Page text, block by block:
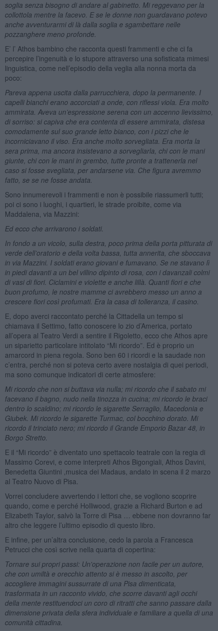
soglia senza bisogno di andare al gabinetto. Mi reggevano per la
collottola mentre la facevo. E se le donne non guardavano potevo
anche avventurarmi di là dalla soglia e sgambettare nelle
pozzanghere meno profonde.
E’ l’ Athos bambino che racconta questi frammenti e che ci fa
percepire l’ingenuità e lo stupore attraverso una sofisticata mimesi
linguistica, come nell’episodio della veglia alla nonna morta da
poco:
Pareva appena uscita dalla parrucchiera, dopo la permanente. I
capelli bianchi erano accorciati a onde, con riflessi viola. Era molto
ammirata. Aveva un’espressione serena con un accenno lievissimo,
di sorriso: si capiva che era contenta di essere ammirata, distesa
comodamente sul suo grande letto bianco, con i pizzi che le
incorniciavano il viso. Era anche molto sorvegliata. Era morta la
sera prima, ma ancora insistevano a sorvegliarla, chi con le mani
giunte, chi con le mani in grembo, tutte pronte a trattenerla nel
caso si fosse svegliata, per andarsene via. Che figura avremmo
fatto, se se ne fosse andata.
Sono innumerevoli i frammenti e non è possibile riassumerli tutti;
poi ci sono i luoghi, i quartieri, le strade proibite, come via
Maddalena, via Mazzini:
Ed ecco che arrivarono i soldati.
In fondo a un vicolo, sulla destra, poco prima della porta pitturata di
verde dell’oratorio e della volta bassa, tutta annerita, che sboccava
in via Mazzini. I soldati erano giovani e fumavano. Se ne stavano lì
in piedi davanti a un bel villino dipinto di rosa, con i davanzali colmi
di vasi di fiori. Ciclamini e violette e anche lillà. Quanti fiori e che
buon profumo, le nostre mamme ci avrebbero messo un anno a
crescere fiori così profumati. Era la casa di tolleranza, il casino.
E, dopo averci raccontato perché la Cittadella un tempo si
chiamava il Settimo, fatto conoscere lo zio d’America, portato
all’opera al Teatro Verdi a sentire il Rigoletto, ecco che Athos apre
un siparietto particolare intitolato “Mi ricordo”. Ed è proprio un
amarcord in piena regola. Sono ben 60 i ricordi e la saudade non
c’entra, perché non si poteva certo avere nostalgia di quei periodi,
ma sono comunque indicatori di certe atmosfere:
Mi ricordo che non si buttava via nulla; mi ricordo che il sabato mi
facevano il bagno, nudo nella tinozza in cucina; mi ricordo le braci
dentro lo scaldino; mi ricordo le sigarette Serraglio, Macedonia e
Giubek. Mi ricordo le sigarette Turmac, col bocchino dorato. Mi
ricordo il trinciato nero; mi ricordo il Grande Emporio Bazar 48, in
Borgo Stretto.
E il “Mi ricordo” è diventato uno spettacolo teatrale con la regia di
Massimo Corevi, e come interpreti Athos Bigongiali, Athos Davini,
Benedetta Giuntini ,musica dei Madaus, andato in scena il 2 marzo
al Teatro Nuovo di Pisa.
Vorrei concludere avvertendo i lettori che, se vogliono scoprire
quando, come e perché Holliwood, grazie a Richard Burton e ad
Elizabeth Taylor, salvò la Torre di Pisa … ebbene non dovranno far
altro che leggere l’ultimo episodio di questo libro.
E infine, per un’altra conclusione, cedo la parola a Francesca
Petrucci che così scrive nella quarta di copertina:
Tornare sui propri passi: Un'operazione non facile per un autore,
che con umiltà e orecchio attento si è messo in ascolto, per
accogliere immagini sussurrate di una Pisa dimenticata,
trasformata in un racconto vivido, che scorre davanti agli occhi
della mente restituendoci un coro di ritratti che sanno passare dalla
dimensione privata della sfera individuale e familiare a quella di una
comunità cittadina.